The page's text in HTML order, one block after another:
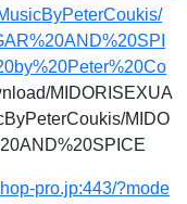
MIDORISEXUA
MIDO
pro.jp:443/?mode